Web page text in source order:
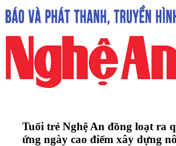
Tuổi trẻ Nghệ An đồng loạt ra
ứng ngày cao điểm xây dựng